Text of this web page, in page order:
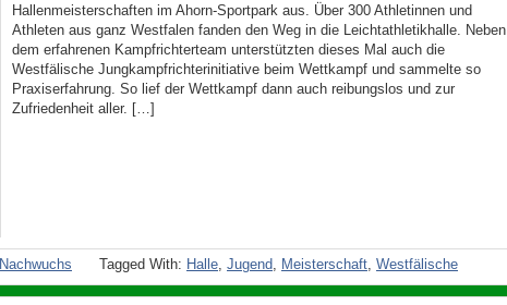
Hallenmeisterschaften im Ahorn-Sportpark aus. Über 300 Athletinnen und
Athleten aus ganz Westfalen fanden den Weg in die Leichtathletikhalle. Neben
dem erfahrenen Kampfrichterteam unterstützten dieses Mal auch die
Westfälische Jungkampfrichterinitiative beim Wettkampf und sammelte so
Praxiserfahrung. So lief der Wettkampf dann auch reibungslos und zur
Zufriedenheit aller. […]
Nachwuchs Tagged With: Halle, Jugend, Meisterschaft, Westfälische